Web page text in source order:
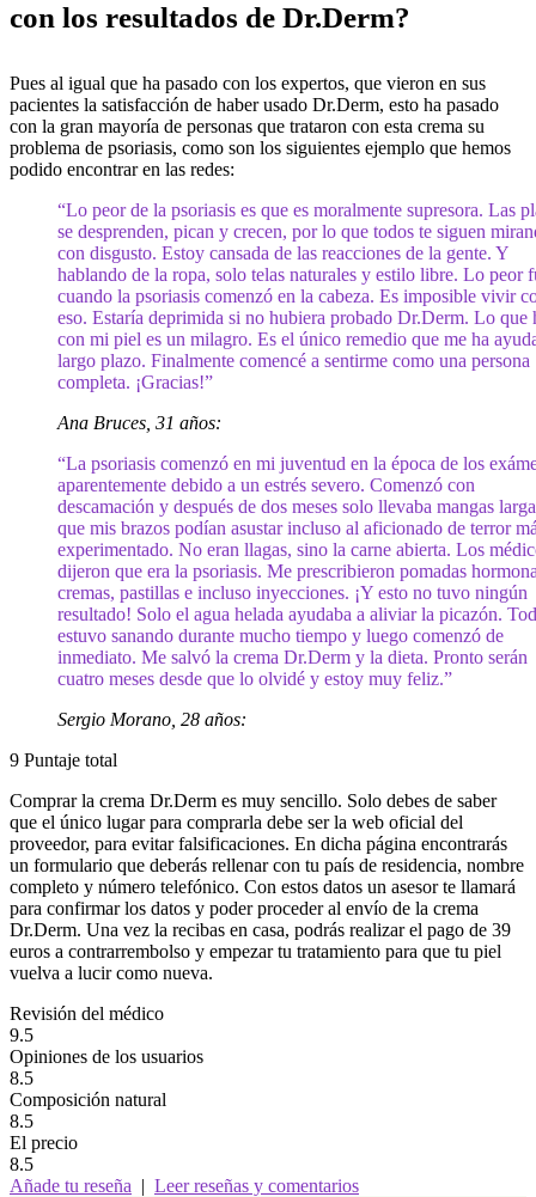
con los resultados de Dr.Derm?
Pues al igual que ha pasado con los expertos, que vieron en sus
pacientes la satisfacción de haber usado Dr.Derm, esto ha pasado
con la gran mayoría de personas que trataron con esta crema su
problema de psoriasis, como son los siguientes ejemplo que hemos
podido encontrar en las redes:
“Lo peor de la psoriasis es que es moralmente supresora. Las
se desprenden, pican y crecen, por lo que todos te siguen
con disgusto. Estoy cansada de las reacciones de la gente. Y
hablando de la ropa, solo telas naturales y estilo libre. Lo peor
cuando la psoriasis comenzó en la cabeza. Es imposible vivir
eso. Estaría deprimida si no hubiera probado Dr.Derm. Lo que
con mi piel es un milagro. Es el único remedio que me ha
largo plazo. Finalmente comencé a sentirme como una persona
completa. ¡Gracias!”
Ana Bruces, 31 años:
“La psoriasis comenzó en mi juventud en la época de los
aparentemente debido a un estrés severo. Comenzó con
descamación y después de dos meses solo llevaba mangas
que mis brazos podían asustar incluso al aficionado de terror
experimentado. No eran llagas, sino la carne abierta. Los
dijeron que era la psoriasis. Me prescribieron pomadas
cremas, pastillas e incluso inyecciones. ¡Y esto no tuvo ningún
resultado! Solo el agua helada ayudaba a aliviar la picazón.
estuvo sanando durante mucho tiempo y luego comenzó de
inmediato. Me salvó la crema Dr.Derm y la dieta. Pronto serán
cuatro meses desde que lo olvidé y estoy muy feliz.”
Sergio Morano, 28 años:
9 Puntaje total
Comprar la crema Dr.Derm es muy sencillo. Solo debes de saber
que el único lugar para comprarla debe ser la web oficial del
proveedor, para evitar falsificaciones. En dicha página encontrarás
un formulario que deberás rellenar con tu país de residencia, nombre
completo y número telefónico. Con estos datos un asesor te llamará
para confirmar los datos y poder proceder al envío de la crema
Dr.Derm. Una vez la recibas en casa, podrás realizar el pago de 39
euros a contrarrembolso y empezar tu tratamiento para que tu piel
vuelva a lucir como nueva.
Revisión del médico
9.5
Opiniones de los usuarios
8.5
Composición natural
8.5
El precio
8.5
Añade tu reseña | Leer reseñas y comentarios